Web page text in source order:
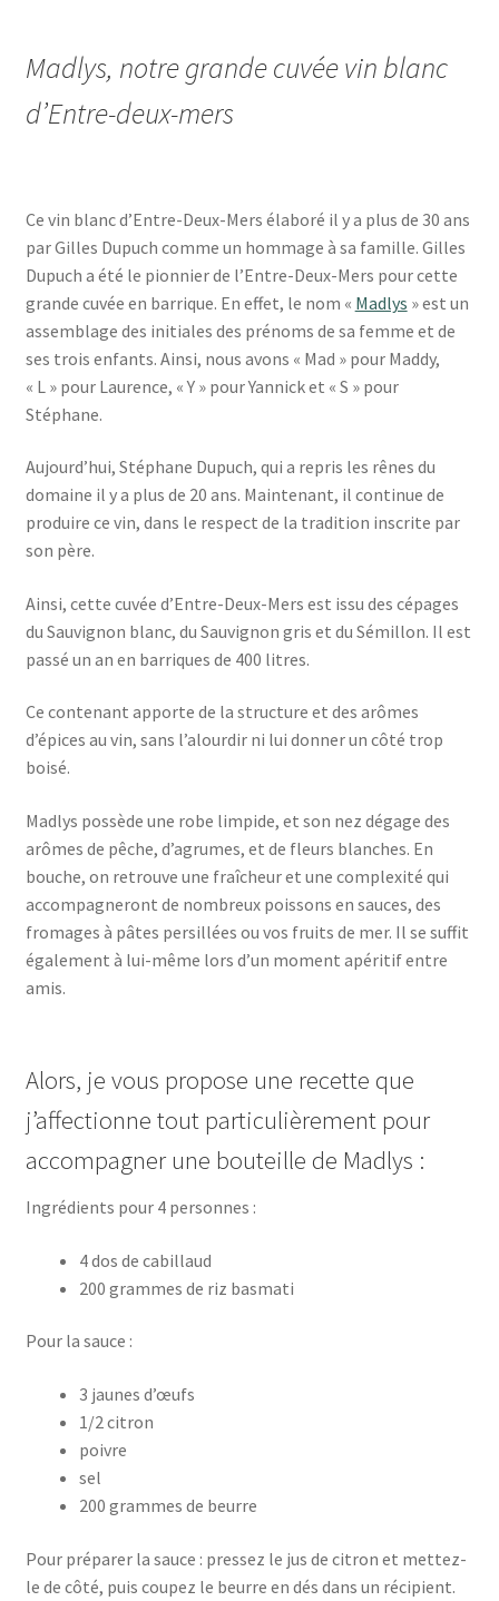
Madlys, notre grande cuvée vin blanc
d’Entre-deux-mers
Ce vin blanc d’Entre-Deux-Mers élaboré il y a plus de 30 ans
par Gilles Dupuch comme un hommage à sa famille. Gilles
Dupuch a été le pionnier de l’Entre-Deux-Mers pour cette
grande cuvée en barrique. En effet, le nom « Madlys » est un
assemblage des initiales des prénoms de sa femme et de
ses trois enfants. Ainsi, nous avons « Mad » pour Maddy,
« L » pour Laurence, « Y » pour Yannick et « S » pour
Stéphane.
Aujourd’hui, Stéphane Dupuch, qui a repris les rênes du
domaine il y a plus de 20 ans. Maintenant, il continue de
produire ce vin, dans le respect de la tradition inscrite par
son père.
Ainsi, cette cuvée d’Entre-Deux-Mers est issu des cépages
du Sauvignon blanc, du Sauvignon gris et du Sémillon. Il est
passé un an en barriques de 400 litres.
Ce contenant apporte de la structure et des arômes
d’épices au vin, sans l’alourdir ni lui donner un côté trop
boisé.
Madlys possède une robe limpide, et son nez dégage des
arômes de pêche, d’agrumes, et de fleurs blanches. En
bouche, on retrouve une fraîcheur et une complexité qui
accompagneront de nombreux poissons en sauces, des
fromages à pâtes persillées ou vos fruits de mer. Il se suffit
également à lui-même lors d’un moment apéritif entre
amis.
Alors, je vous propose une recette que
j’affectionne tout particulièrement pour
accompagner une bouteille de Madlys :
Ingrédients pour 4 personnes :
4 dos de cabillaud
200 grammes de riz basmati
Pour la sauce :
3 jaunes d’œufs
1/2 citron
poivre
sel
200 grammes de beurre
Pour préparer la sauce : pressez le jus de citron et mettez-
le de côté, puis coupez le beurre en dés dans un récipient.